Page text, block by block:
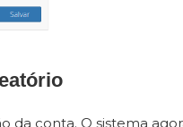
da conta. O sistema